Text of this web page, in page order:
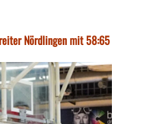
Nördlingen mit 58:65